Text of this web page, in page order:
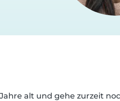
alt und gehe zurzeit